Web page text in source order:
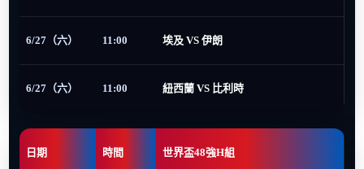
6/27（六） 11:00 埃及 VS 伊朗
6/27（六） 11:00 紐西蘭 VS 比利時
日期 時間 世界盃48強H組